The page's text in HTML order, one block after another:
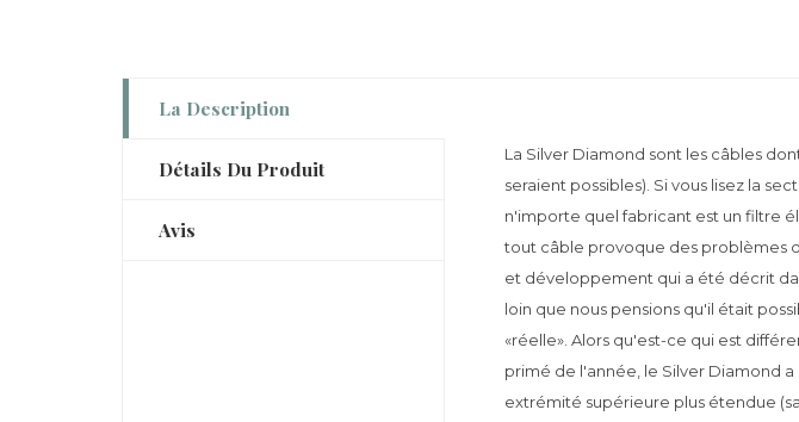
La Description
Détails Du Produit
Avis
La Silver Diamond sont les câbles
seraient possibles). Si vous lisez la
n'importe quel fabricant est un filtre
tout câble provoque des problèmes
et développement qui a été décrit
loin que nous pensions qu'il était
«réelle». Alors qu'est-ce qui est
primé de l'année, le Silver Diamond
extrémité supérieure plus étendue